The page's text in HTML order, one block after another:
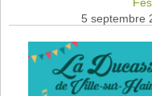
5 septembre